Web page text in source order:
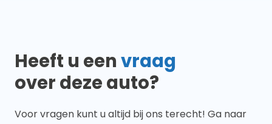
Heeft u eenvraag
over deze auto?
Voor vragen kunt u altijd bij ons terecht! Ga naar